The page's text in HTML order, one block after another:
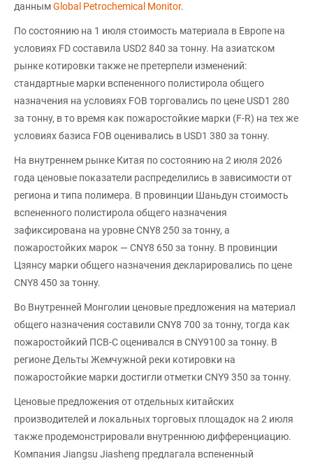
даннымGlobal Petrochemical Monitor.
По состоянию на 1 июля стоимость материала в Европе на
условиях FD составила USD2 840 за тонну. На азиатском
рынке котировки также не претерпели изменений:
стандартные марки вспененного полистирола общего
назначения на условиях FOB торговались по цене USD1 280
за тонну, в то время как пожаростойкие марки (F-R) на тех же
условиях базиса FOB оценивались в USD1 380 за тонну.
На внутреннем рынке Китая по состоянию на 2 июля 2026
года ценовые показатели распределились в зависимости от
региона и типа полимера. В провинции Шаньдун стоимость
вспененного полистирола общего назначения
зафиксирована на уровне CNY8 250 за тонну, а
пожаростойких марок — CNY8 650 за тонну. В провинции
Цзянсу марки общего назначения декларировались по цене
CNY8 450 за тонну.
Во Внутренней Монголии ценовые предложения на материал
общего назначения составили CNY8 700 за тонну, тогда как
пожаростойкий ПСВ-С оценивался в CNY9100 за тонну. В
регионе Дельты Жемчужной реки котировки на
пожаростойкие марки достигли отметки CNY9 350 за тонну.
Ценовые предложения от отдельных китайских
производителей и локальных торговых площадок на 2 июля
также продемонстрировали внутреннюю дифференциацию.
Компания Jiangsu Jiasheng предлагала вспененный